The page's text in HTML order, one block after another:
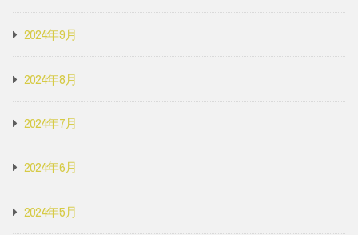
2024年9月
2024年8月
2024年7月
2024年6月
2024年5月